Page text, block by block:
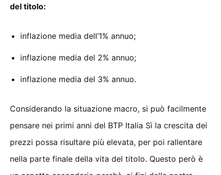
del titolo:
inflazione media dell’1% annuo;
inflazione media del 2% annuo;
inflazione media del 3% annuo.
Considerando la situazione macro, si può facilmente
pensare nei primi anni del BTP Italia Sì la crescita dei
prezzi possa risultare più elevata, per poi rallentare
nella parte finale della vita del titolo. Questo però è